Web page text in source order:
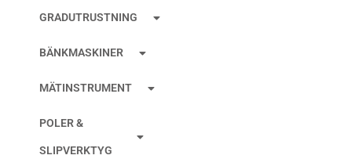
GRADUTRUSTNING
BÄNKMASKINER
MÄTINSTRUMENT
POLER &
SLIPVERKTYG